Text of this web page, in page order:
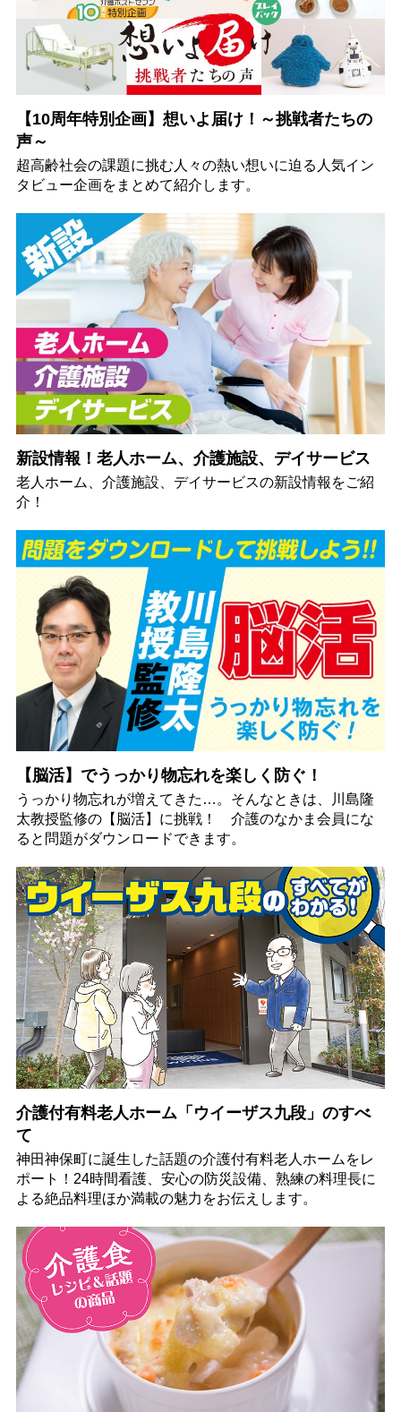
【10周年特別企画】想いよ届け！～挑戦者たちの
声～
超高齢社会の課題に挑む人々の熱い想いに迫る人気イン
タビュー企画をまとめて紹介します。
新設情報！老人ホーム、介護施設、デイサービス
老人ホーム、介護施設、デイサービスの新設情報をご紹
介！
【脳活】でうっかり物忘れを楽しく防ぐ！
うっかり物忘れが増えてきた…。そんなときは、川島隆
太教授監修の【脳活】に挑戦！ 介護のなかま会員にな
ると問題がダウンロードできます。
介護付有料老人ホーム「ウイーザス九段」のすべ
て
神田神保町に誕生した話題の介護付有料老人ホームをレ
ポート！24時間看護、安心の防災設備、熟練の料理長に
よる絶品料理ほか満載の魅力をお伝えします。